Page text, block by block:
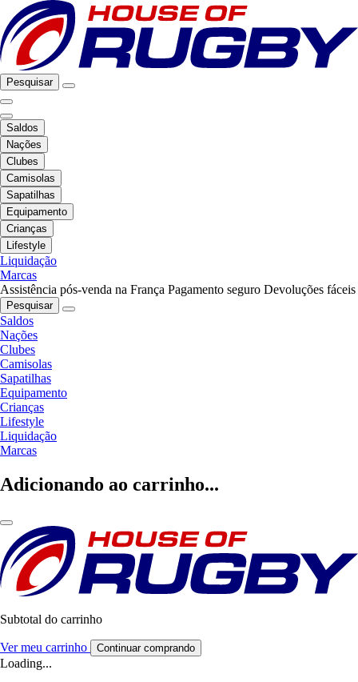
Pesquisar
Saldos
Nações
Clubes
Camisolas
Sapatilhas
Equipamento
Crianças
Lifestyle
Liquidação
Marcas
Assistência pós-venda na França Pagamento seguro Devoluções fáceis
Pesquisar
Saldos
Nações
Clubes
Camisolas
Sapatilhas
Equipamento
Crianças
Lifestyle
Liquidação
Marcas
Adicionando ao carrinho...
Subtotal do carrinho
Ver meu carrinho Continuar comprando
Loading...